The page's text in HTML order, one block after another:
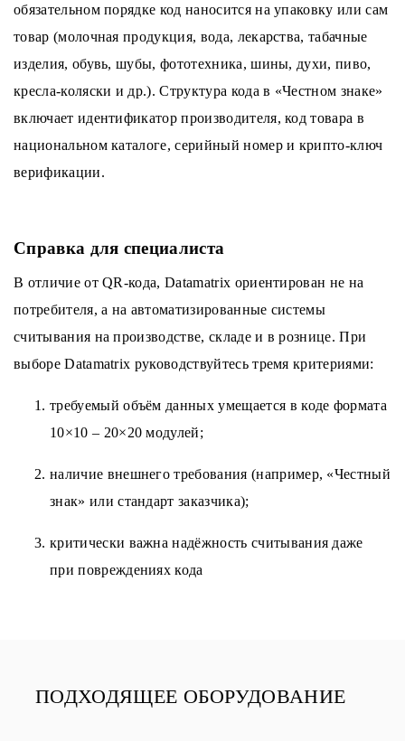
обязательном порядке код наносится на упаковку или сам
товар (молочная продукция, вода, лекарства, табачные
изделия, обувь, шубы, фототехника, шины, духи, пиво,
кресла-коляски и др.). Структура кода в «Честном знаке»
включает идентификатор производителя, код товара в
национальном каталоге, серийный номер и крипто-ключ
верификации.
Справка для специалиста
В отличие от QR-кода, Datamatrix ориентирован не на
потребителя, а на автоматизированные системы
считывания на производстве, складе и в рознице. При
выборе Datamatrix руководствуйтесь тремя критериями:
требуемый объём данных умещается в коде формата
10×10 – 20×20 модулей;
наличие внешнего требования (например, «Честный
знак» или стандарт заказчика);
критически важна надёжность считывания даже
при повреждениях кода
ПОДХОДЯЩЕЕ ОБОРУДОВАНИЕ